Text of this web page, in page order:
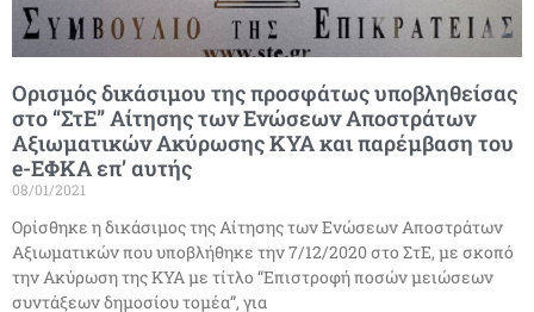
Ορισμός δικάσιμου της προσφάτως υποβληθείσας
στο “ΣτΕ” Αίτησης των Ενώσεων Αποστράτων
Αξιωματικών Ακύρωσης ΚΥΑ και παρέμβαση του
e-ΕΦΚΑ επ’ αυτής
08/01/2021
Ορίσθηκε η δικάσιμος της Αίτησης των Ενώσεων Αποστράτων
Αξιωματικών που υποβλήθηκε την 7/12/2020 στο ΣτΕ, με σκοπό
την Ακύρωση της ΚΥΑ με τίτλο “Επιστροφή ποσών μειώσεων
συντάξεων δημοσίου τομέα”, για